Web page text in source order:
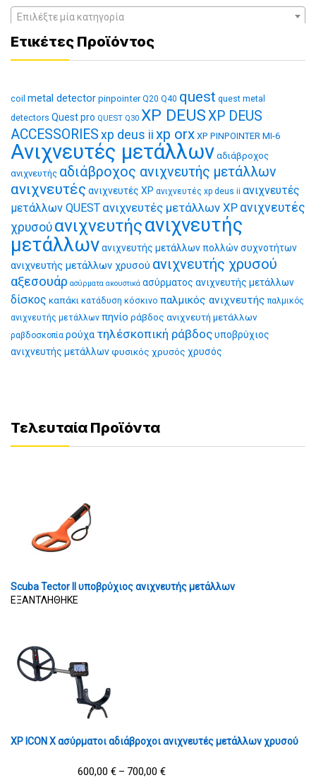
Επιλέξτε μία κατηγορία
Ετικέτες Προϊόντος
coil metal detector pinpointer Q20 Q40 quest quest metal
detectors Quest pro QUEST Q30 XP DEUSXP DEUS
ACCESSORIES xp deus ii xp orx XP PINPOINTER MI-6
Ανιχνευτές μετάλλων αδιάβροχος
ανιχνευτής αδιάβροχος ανιχνευτής μετάλλων
ανιχνευτές ανιχνευτές XP ανιχνευτές xp deus ii ανιχνευτές
μετάλλων QUEST ανιχνευτές μετάλλων XP ανιχνευτές
χρυσού ανιχνευτήςανιχνευτής
μετάλλωνανιχνευτής μετάλλων πολλών συχνοτήτων
ανιχνευτής μετάλλων χρυσού ανιχνευτής χρυσού
αξεσουάρ ασύρματα ακουστικά ασύρματος ανιχνευτής μετάλλων
δίσκος καπάκι κατάδυση κόσκινο παλμικός ανιχνευτής παλμικός
ανιχνευτής μετάλλων πηνίο ράβδος ανιχνευτή μετάλλων
ραβδοσκοπία ρούχα τηλέσκοπική ράβδοςυποβρύχιος
ανιχνευτής μετάλλωνφυσικός χρυσός χρυσός
Τελευταία Προϊόντα
Scuba Tector II υποβρύχιος ανιχνευτής μετάλλων
ΕΞΑΝΤΛΗΘΗΚΕ
XP ICON X ασύρματοι αδιάβροχοι ανιχνευτές μετάλλων χρυσού
600,00 € – 700,00 €